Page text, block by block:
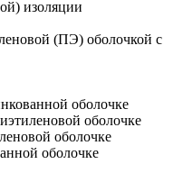
изоляции
(ПЭ) оболочкой с
оболочке
оболочке
оболочке
оболочке